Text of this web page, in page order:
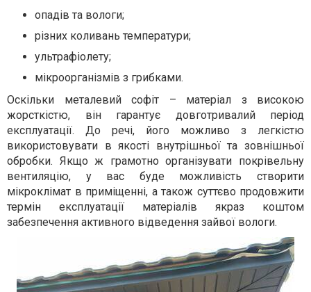
опадів та вологи;
різних коливань температури;
ультрафіолету;
мікроорганізмів з грибками.
Оскільки металевий софіт – матеріал з високою
жорсткістю, він гарантує довготривалий період
експлуатації. До речі, його можливо з легкістю
використовувати в якості внутрішньої та зовнішньої
обробки. Якщо ж грамотно організувати покрівельну
вентиляцію, у вас буде можливість створити
мікроклімат в приміщенні, а також суттєво продовжити
термін експлуатації матеріалів якраз коштом
забезпечення активного відведення зайвої вологи.